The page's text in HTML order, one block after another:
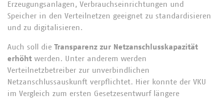
Erzeugungsanlagen, Verbrauchseinrichtungen und
Speicher in den Verteilnetzen geeignet zu standardisieren
und zu digitalisieren.
Auch soll die Transparenz zur Netzanschlusskapazität
erhöht werden. Unter anderem werden
Verteilnetzbetreiber zur unverbindlichen
Netzanschlussauskunft verpflichtet. Hier konnte der VKU
im Vergleich zum ersten Gesetzesentwurf längere